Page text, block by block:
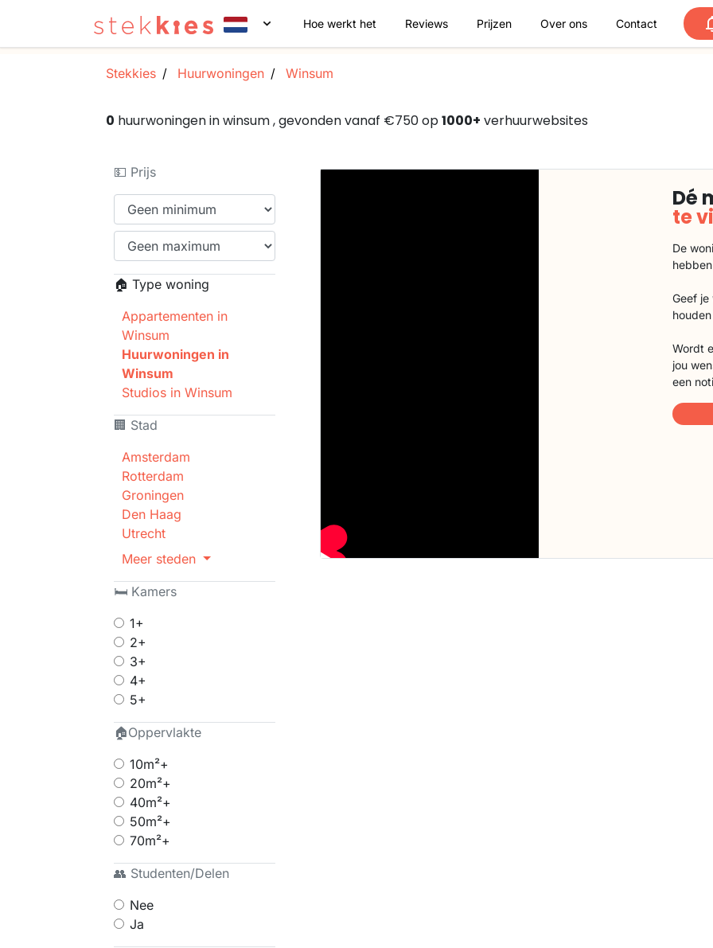
Hoe werkt het Reviews Prijzen Over ons Contact
Stekkies Huurwoningen Winsum
0 huurwoningen in winsum , gevonden vanaf €750 op1000+ verhuurwebsites
💵 Prijs
🏠 Type woning
Appartementen in
Winsum
Huurwoningen in
Winsum
Studios in Winsum
🏢 Stad
Amsterdam
Rotterdam
Groningen
Den Haag
Utrecht
Meer steden
🛏 Kamers
1+
2+
3+
4+
5+
🏠Oppervlakte
10m²+
20m²+
40m²+
50m²+
70m²+
👥 Studenten/Delen
Nee
Ja
Dé
te
De
Geef
Wordt
jou
een